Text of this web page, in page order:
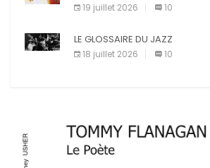
19 juillet 2026 10
LE GLOSSAIRE DU JAZZ
18 juillet 2026 10